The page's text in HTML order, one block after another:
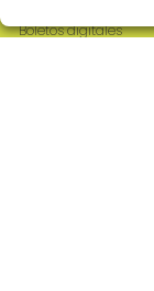
Boletos digitales